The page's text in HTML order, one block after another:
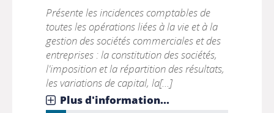
Présente les incidences comptables de
toutes les opérations liées à la vie et à la
gestion des sociétés commerciales et des
entreprises : la constitution des sociétés,
l'imposition et la répartition des résultats,
les variations de capital, la[...]
Plus d'information...